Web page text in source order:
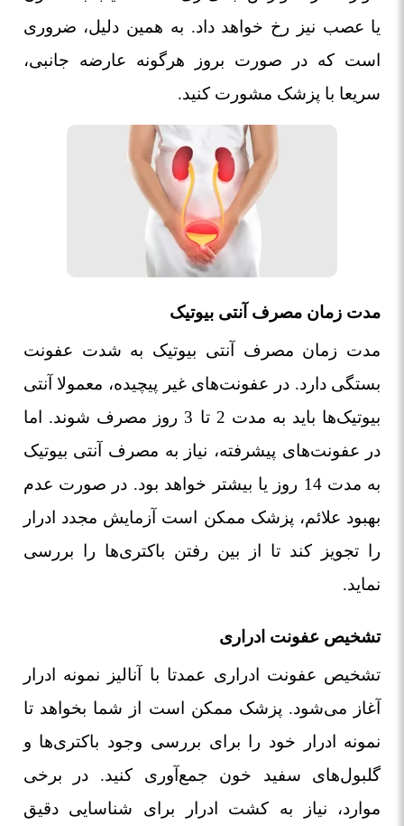
یا عصب نیز رخ خواهد داد. به همین دلیل، ضروری
است که در صورت بروز هرگونه عارضه جانبی،
سریعا با پزشک مشورت کنید.
مدت زمان مصرف آنتی بیوتیک
مدت زمان مصرف آنتی بیوتیک به شدت عفونت
بستگی دارد. در عفونت‌های غیر پیچیده، معمولا آنتی
بیوتیک‌ها باید به مدت 2 تا 3 روز مصرف شوند. اما
در عفونت‌های پیشرفته، نیاز به مصرف آنتی بیوتیک
به مدت 14 روز یا بیشتر خواهد بود. در صورت عدم
بهبود علائم، پزشک ممکن است آزمایش مجدد ادرار
را تجویز کند تا از بین رفتن باکتری‌ها را بررسی
نماید.
تشخیص عفونت ادراری
تشخیص عفونت ادراری عمدتا با آنالیز نمونه ادرار
آغاز می‌شود. پزشک ممکن است از شما بخواهد تا
نمونه ادرار خود را برای بررسی وجود باکتری‌ها و
گلبول‌های سفید خون جمع‌آوری کنید. در برخی
موارد، نیاز به کشت ادرار برای شناسایی دقیق